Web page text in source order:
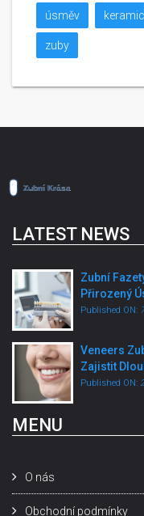
úsměv
zuby
LATEST NEWS
Zubní
Přirozený
Published ON:
Veneers
Zajistit
Published ON:
MENU
O nás
Obchodní podmínky